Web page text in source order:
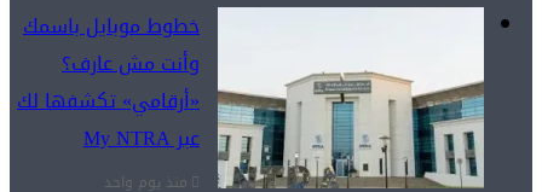
خطوط موبايل باسمك
وأنت مش عارف؟
«أرقامي» تكشفها لك
عبر My NTRA
منذ يوم واحد